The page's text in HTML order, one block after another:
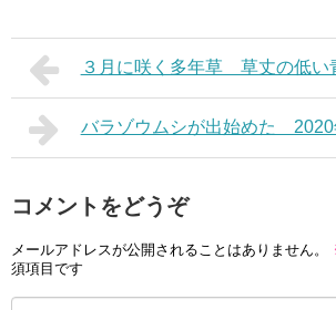
３月に咲く多年草 草丈の低い
バラゾウムシが出始めた 2020
コメントをどうぞ
メールアドレスが公開されることはありません。
須項目です